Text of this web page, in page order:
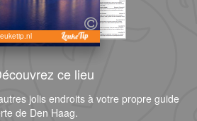
ce lieu
jolis endroits à votre propre guide
de Den Haag.